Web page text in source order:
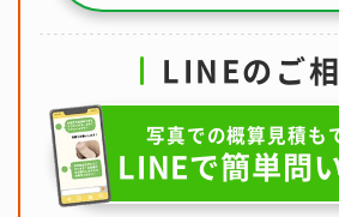
LINEのご
写真での概算見積も
LINEで簡単問